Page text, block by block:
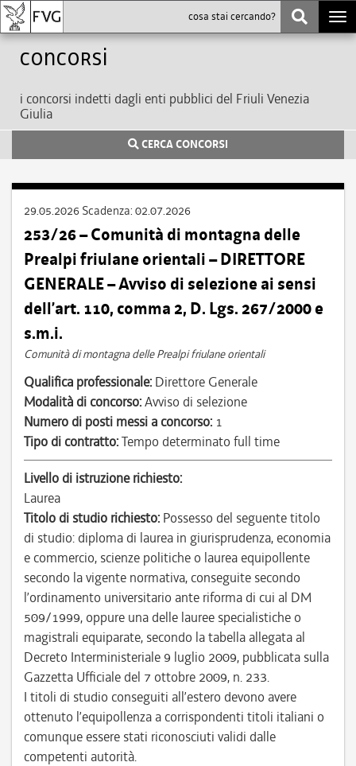
Concorsi
i concorsi indetti dagli enti pubblici del Friuli Venezia
Giulia
CERCA CONCORSI
29.05.2026 Scadenza: 02.07.2026
253/26 – Comunità di montagna delle
Prealpi friulane orientali – DIRETTORE
GENERALE – Avviso di selezione ai sensi
dell’art. 110, comma 2, D. Lgs. 267/2000 e
s.m.i.
Comunità di montagna delle Prealpi friulane orientali
Qualifica professionale: Direttore Generale
Modalità di concorso:Avviso di selezione
Numero di posti messi a concorso: 1
Tipo di contratto:Tempo determinato full time
Livello di istruzione richiesto:
Laurea
Titolo di studio richiesto: Possesso del seguente titolo
di studio: diploma di laurea in giurisprudenza, economia
e commercio, scienze politiche o laurea equipollente
secondo la vigente normativa, conseguite secondo
l’ordinamento universitario ante riforma di cui al DM
509/1999, oppure una delle lauree specialistiche o
magistrali equiparate, secondo la tabella allegata al
Decreto Interministeriale 9 luglio 2009, pubblicata sulla
Gazzetta Ufficiale del 7 ottobre 2009, n. 233.
I titoli di studio conseguiti all’estero devono avere
ottenuto l’equipollenza a corrispondenti titoli italiani o
comunque essere stati riconosciuti validi dalle
competenti autorità.